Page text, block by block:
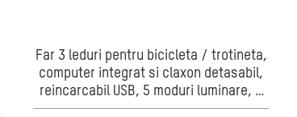
Far 3 leduri pentru bicicleta / trotineta,
computer integrat si claxon detasabil,
reincarcabil USB, 5 moduri luminare, 6
melodii, negru